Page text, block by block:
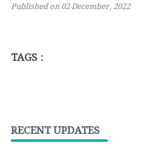
Published on 02 December, 2022
TAGS :
RECENT UPDATES